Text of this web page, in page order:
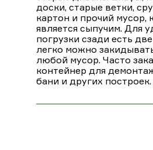
доски, старые ветки,
картон и прочий мусор,
является сыпучим. Для
погрузки сзади есть
легко можно
любой мусор. Часто
контейнер для
бани и других построек.